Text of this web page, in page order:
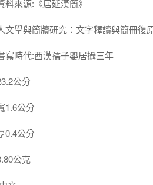
料來源:《居延漢簡》
文學與簡牘研究：文字釋讀與簡冊復
寫時代:西漢孺子嬰居攝三年
公分
1.6公分
0.4公分
公克